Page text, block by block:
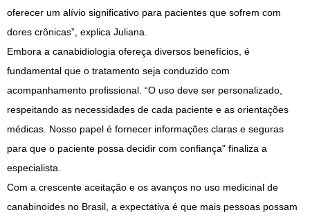
oferecer um alívio significativo para pacientes que sofrem com
dores crônicas”, explica Juliana.
Embora a canabidiologia ofereça diversos benefícios, é
fundamental que o tratamento seja conduzido com
acompanhamento profissional. “O uso deve ser personalizado,
respeitando as necessidades de cada paciente e as orientações
médicas. Nosso papel é fornecer informações claras e seguras
para que o paciente possa decidir com confiança” finaliza a
especialista.
Com a crescente aceitação e os avanços no uso medicinal de
canabinoides no Brasil, a expectativa é que mais pessoas possam